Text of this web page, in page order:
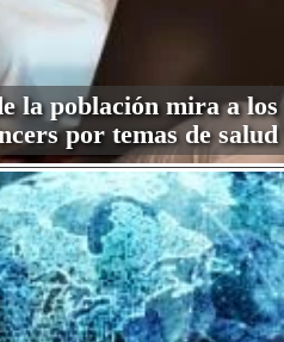
la población mira a los
por temas de salud